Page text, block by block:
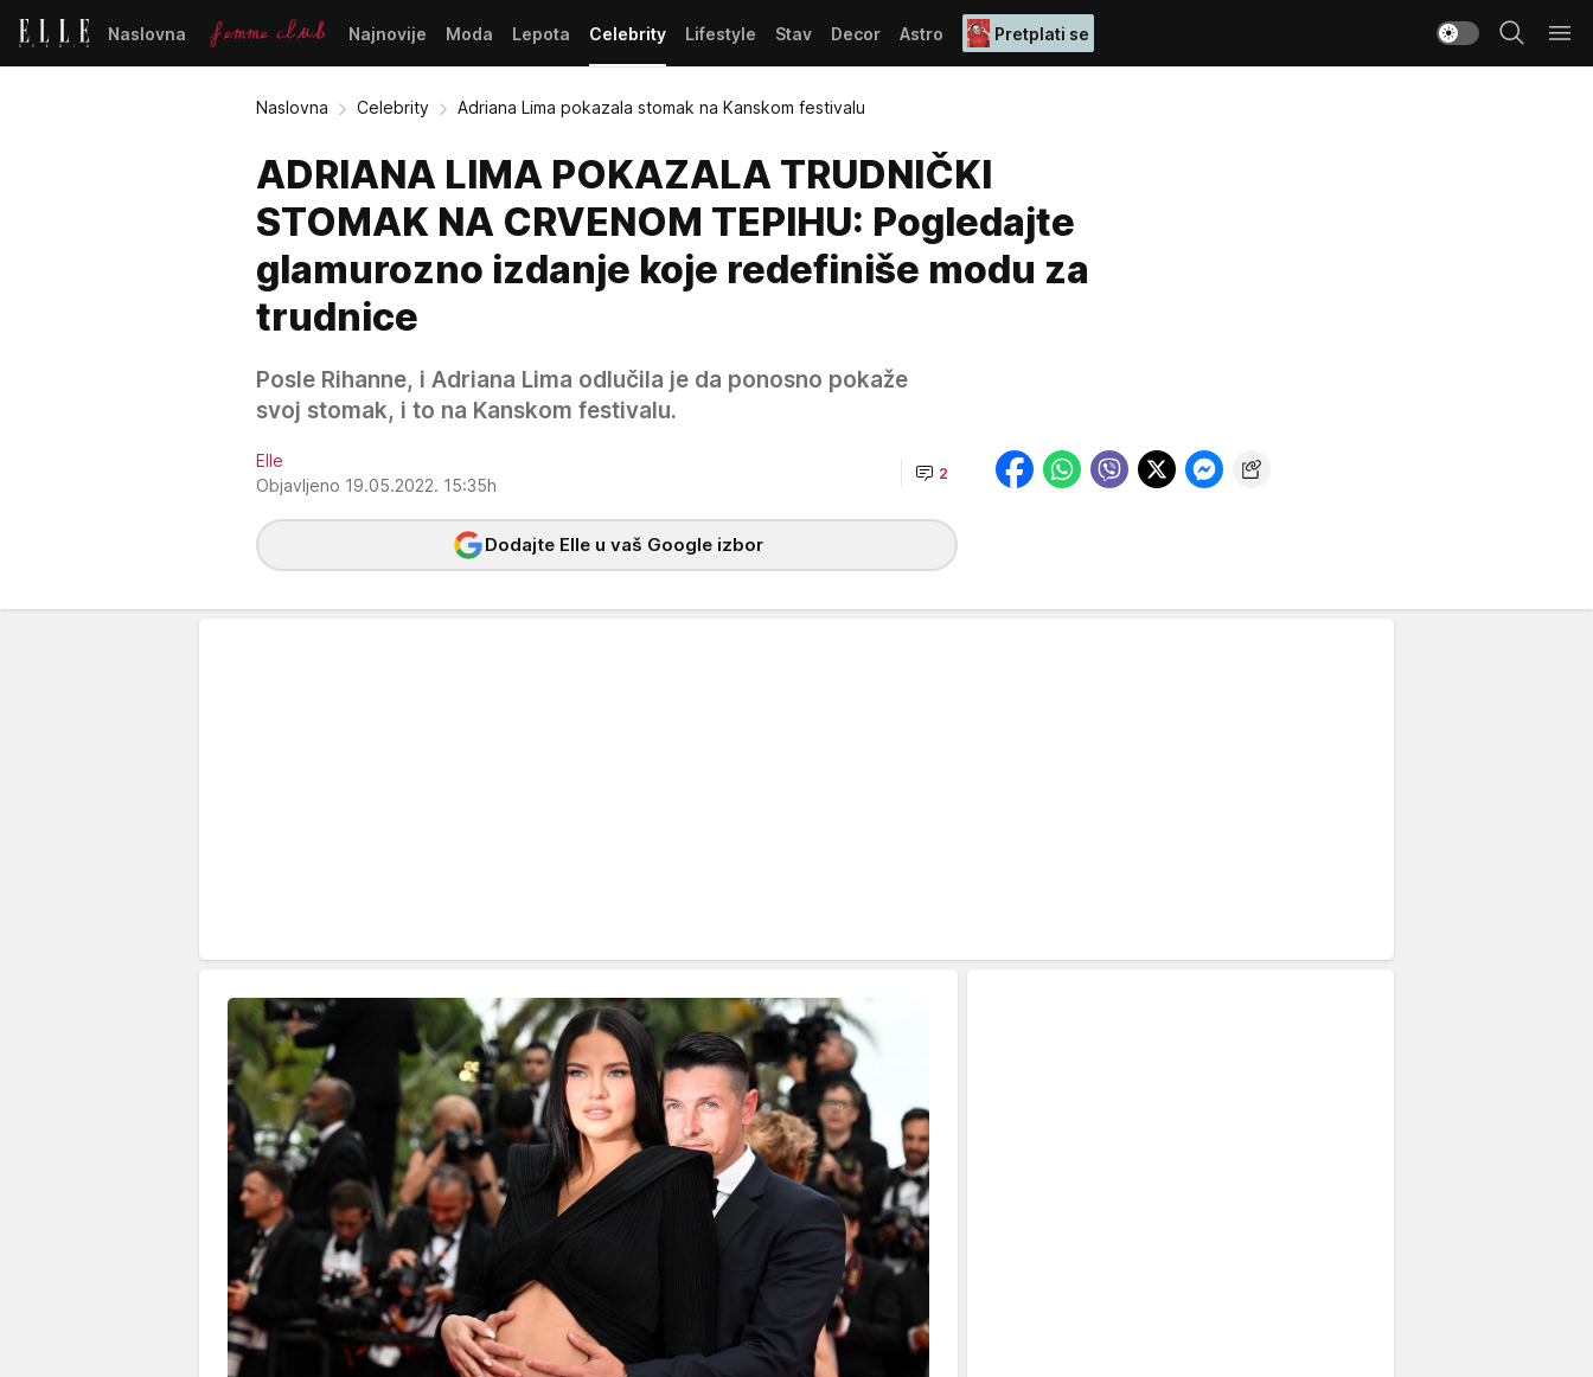
Naslovna Najnovije Moda Lepota Celebrity Lifestyle Stav Decor Astro Pretplati se
Naslovna Celebrity Adriana Lima pokazala stomak na Kanskom festivalu
ADRIANA LIMA POKAZALA TRUDNIČKI
STOMAK NA CRVENOM TEPIHU: Pogledajte
glamurozno izdanje koje redefiniše modu za
trudnice
Posle Rihanne, i Adriana Lima odlučila je da ponosno pokaže
svoj stomak, i to na Kanskom festivalu.
Elle
Objavljeno 19.05.2022. 15:35h
2
Dodajte Elle u vaš Google izbor